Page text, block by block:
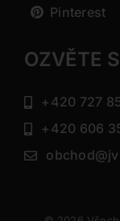
Pinterest
OZVĚTE
+420 727
+420 606